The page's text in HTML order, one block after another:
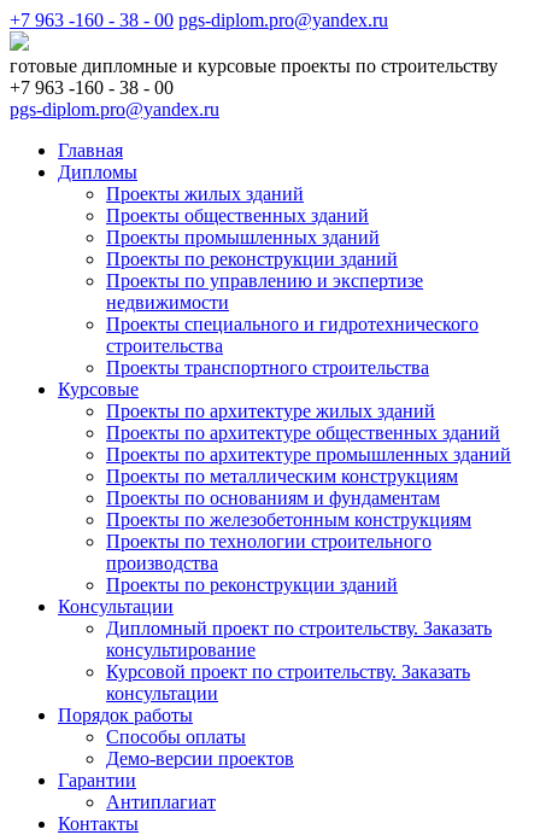
+7 963 -160 - 38 - 00 pgs-diplom.pro@yandex.ru
готовые дипломные и курсовые проекты по строительству
+7 963 -160 - 38 - 00
pgs-diplom.pro@yandex.ru
Главная
Дипломы
Проекты жилых зданий
Проекты общественных зданий
Проекты промышленных зданий
Проекты по реконструкции зданий
Проекты по управлению и экспертизе
недвижимости
Проекты специального и гидротехнического
строительства
Проекты транспортного строительства
Курсовые
Проекты по архитектуре жилых зданий
Проекты по архитектуре общественных зданий
Проекты по архитектуре промышленных зданий
Проекты по металлическим конструкциям
Проекты по основаниям и фундаментам
Проекты по железобетонным конструкциям
Проекты по технологии строительного
производства
Проекты по реконструкции зданий
Консультации
Дипломный проект по строительству. Заказать
консультирование
Курсовой проект по строительству. Заказать
консультации
Порядок работы
Способы оплаты
Демо-версии проектов
Гарантии
Антиплагиат
Контакты